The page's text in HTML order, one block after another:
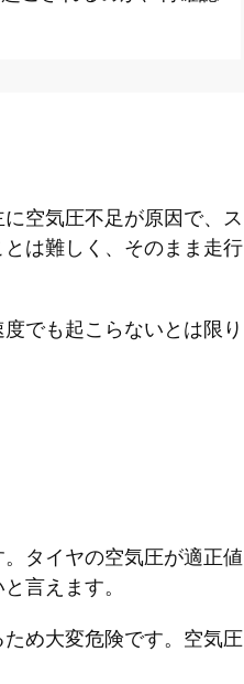
空気圧不足が原因で、ス
は難しく、そのまま走行
でも起こらないとは限り
タイヤの空気圧が適正値
言えます。
め大変危険です。空気圧